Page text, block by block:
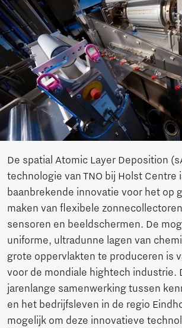
De spatial Atomic Layer Deposition
technologie van TNO bij Holst Centre
baanbrekende innovatie voor het op
maken van flexibele
sensoren en beeldschermen. De
uniforme, ultradunne lagen van
grote oppervlakten te produceren is
voor de mondiale hightech industrie.
jarenlange samenwerking tussen
en het bedrijfsleven in de regio
mogelijk om deze innovatieve